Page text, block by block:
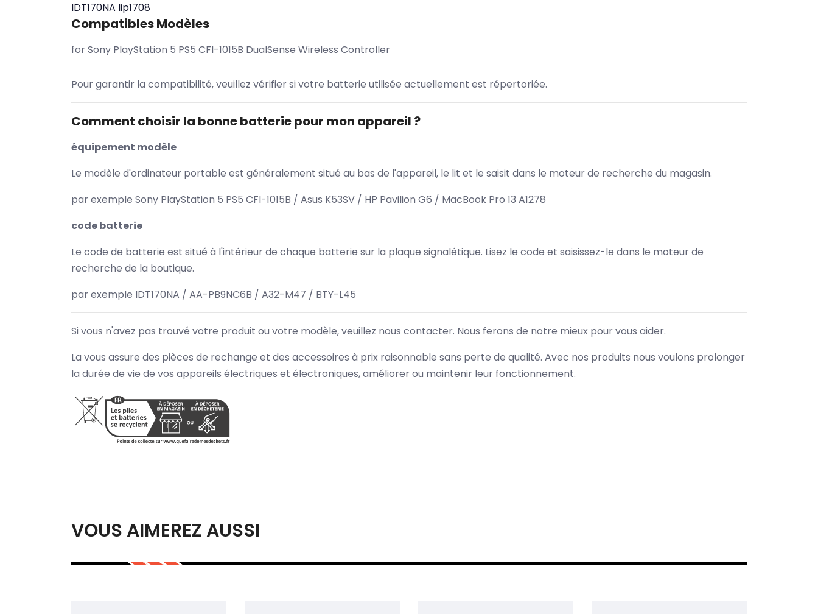
IDT170NA lip1708
Compatibles Modèles
for Sony PlayStation 5 PS5 CFI-1015B DualSense Wireless Controller
Pour garantir la compatibilité, veuillez vérifier si votre batterie utilisée actuellement est répertoriée.
Comment choisir la bonne batterie pour mon appareil ?
équipement modèle
Le modèle d'ordinateur portable est généralement situé au bas de l'appareil, le lit et le saisit dans le moteur de recherche du magasin.
par exemple Sony PlayStation 5 PS5 CFI-1015B / Asus K53SV / HP Pavilion G6 / MacBook Pro 13 A1278
code batterie
Le code de batterie est situé à l'intérieur de chaque batterie sur la plaque signalétique. Lisez le code et saisissez-le dans le moteur de
recherche de la boutique.
par exemple IDT170NA / AA-PB9NC6B / A32-M47 / BTY-L45
Si vous n'avez pas trouvé votre produit ou votre modèle, veuillez nous contacter. Nous ferons de notre mieux pour vous aider.
La vous assure des pièces de rechange et des accessoires à prix raisonnable sans perte de qualité. Avec nos produits nous voulons prolonger
la durée de vie de vos appareils électriques et électroniques, améliorer ou maintenir leur fonctionnement.
VOUS AIMEREZ AUSSI